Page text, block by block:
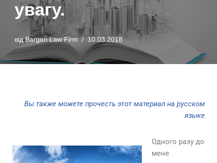
увагу.
відBargen Law Firm 10.03.2018
Вы также можете прочесть этот материал на русском
языке
Одного разу до
мене